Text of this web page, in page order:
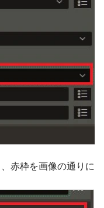
赤枠を画像の通りに